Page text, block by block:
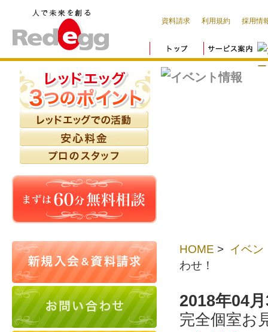
資料請求 利用規約 採用情
HOME > イベン
わせ！
2018年04
完全個室お